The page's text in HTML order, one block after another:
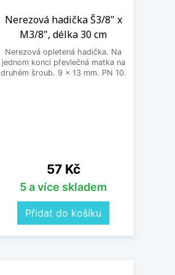
Nerezová hadička Š3/8" x
M3/8", délka 30 cm
Nerezová opletená hadička. Na
jednom konci převlečná matka na
druhém šroub. 9 x 13 mm. PN 10.
Cena
57 Kč
5 a více skladem
Přidat do košíku